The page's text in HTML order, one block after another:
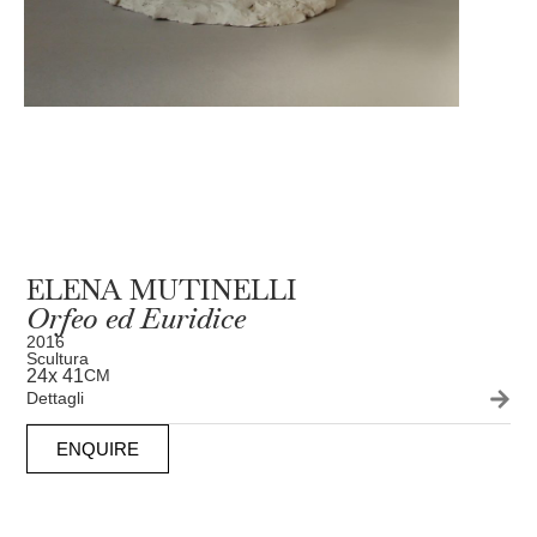
ELENA MUTINELLI
Orfeo ed Euridice
2016
Scultura
24x 41CM
Dettagli
ENQUIRE